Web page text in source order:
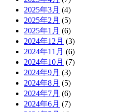
2025年3月 (4)
2025年2月 (5)
2025年1月 (6)
2024年12月 (3)
2024年11月 (6)
2024年10月 (7)
2024年9月 (3)
2024年8月 (5)
2024年7月 (6)
2024年6月 (7)